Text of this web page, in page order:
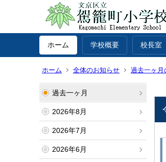
ホーム 学校概要 校長室
ホーム 全体のお知らせ 過去一ヶ月
過去一ヶ月
2026年8月
2026年7月
2026年6月